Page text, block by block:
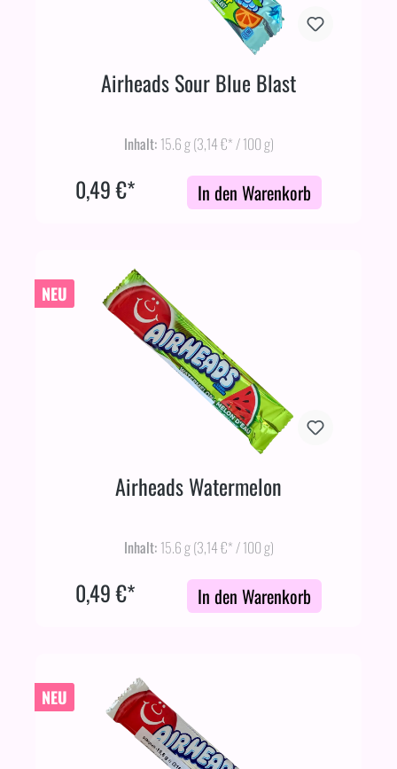
Airheads Sour Blue Blast
Inhalt: 15.6 g(3,14 €* / 100 g)
0,49 €* In den Warenkorb
NEU
Airheads Watermelon
Inhalt: 15.6 g(3,14 €* / 100 g)
0,49 €* In den Warenkorb
NEU